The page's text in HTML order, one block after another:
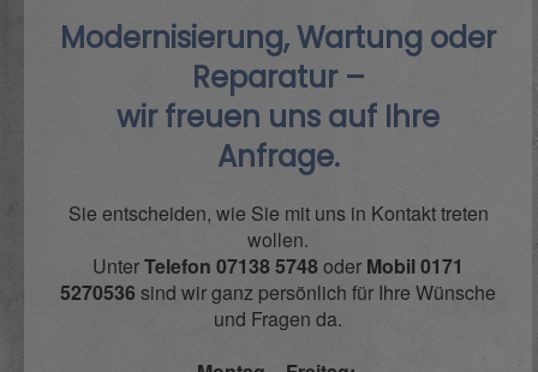
Modernisierung, Wartung oder
Reparatur –
wir freuen uns auf Ihre
Anfrage.
Sie entscheiden, wie Sie mit uns in Kontakt treten
wollen.
UnterTelefon 07138 5748oder Mobil0171
5270536sind wir ganz persönlich für Ihre Wünsche
und Fragen da.